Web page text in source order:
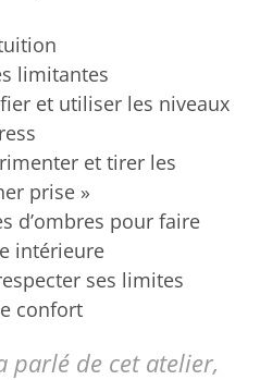
limitantes
et utiliser les niveaux
et tirer les
prise »
d’ombres pour faire
intérieure
ses limites
confort
parlé de cet atelier,